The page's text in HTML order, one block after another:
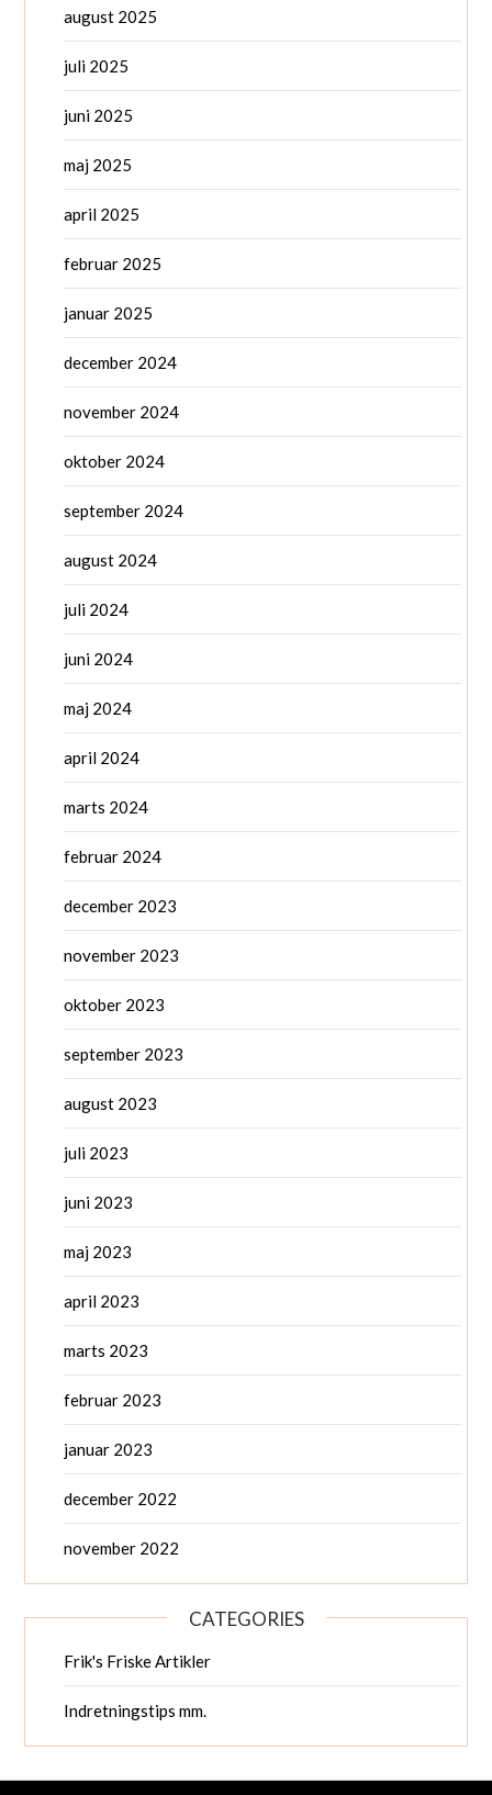
august 2025
juli 2025
juni 2025
maj 2025
april 2025
februar 2025
januar 2025
december 2024
november 2024
oktober 2024
september 2024
august 2024
juli 2024
juni 2024
maj 2024
april 2024
marts 2024
februar 2024
december 2023
november 2023
oktober 2023
september 2023
august 2023
juli 2023
juni 2023
maj 2023
april 2023
marts 2023
februar 2023
januar 2023
december 2022
november 2022
CATEGORIES
Frik's Friske Artikler
Indretningstips mm.